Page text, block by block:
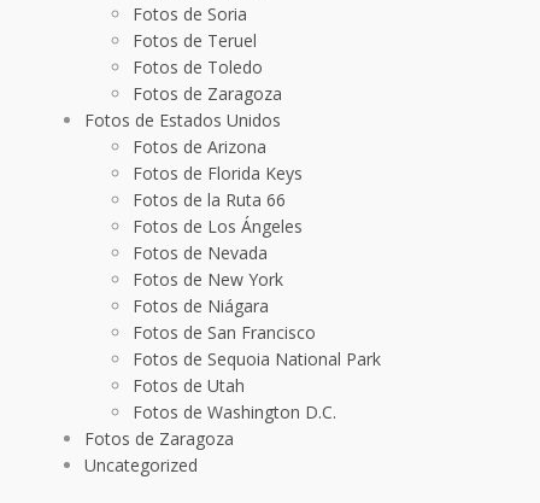
Fotos de Soria
Fotos de Teruel
Fotos de Toledo
Fotos de Zaragoza
Fotos de Estados Unidos
Fotos de Arizona
Fotos de Florida Keys
Fotos de la Ruta 66
Fotos de Los Ángeles
Fotos de Nevada
Fotos de New York
Fotos de Niágara
Fotos de San Francisco
Fotos de Sequoia National Park
Fotos de Utah
Fotos de Washington D.C.
Fotos de Zaragoza
Uncategorized